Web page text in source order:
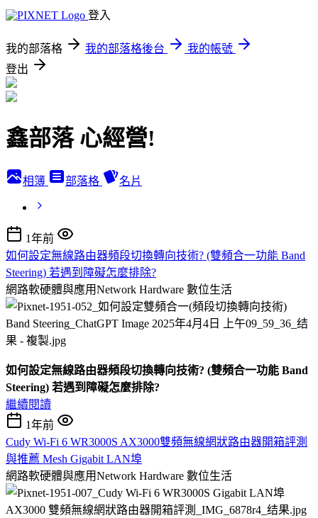
登入
我的部落格 我的部落格後台
我的帳號
登出
鑫部落 心經營!
相簿 部落格 名片
1年前
如何設定無線路由器頻段切換轉向技術? (雙頻合一功能 Band
Steering) 若遇到障礙怎麼排除?
網路軟硬體與應用Network Hardware 數位生活
如何設定無線路由器頻段切換轉向技術? (雙頻合一功能 Band
Steering) 若遇到障礙怎麼排除?
繼續閱讀
1年前
Cudy Wi-Fi 6 WR3000S AX3000雙頻無線網狀路由器開箱評測
與推薦 Mesh Gigabit LAN埠
網路軟硬體與應用Network Hardware 數位生活